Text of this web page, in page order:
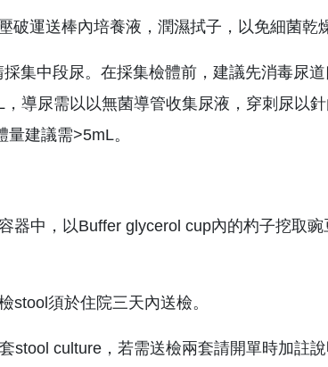
破運送棒內培養液，潤濕拭子，以免細菌乾
集中段尿。在採集檢體前，建議先消毒尿
導尿需以以無菌導管收集尿液，穿刺尿以
建議需>5mL。
器中，以Buffer glycerol cup內的杓子挖取
stool須於住院三天內送檢。
stool culture，若需送檢兩套請開單時加註